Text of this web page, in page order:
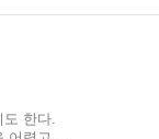
한다.